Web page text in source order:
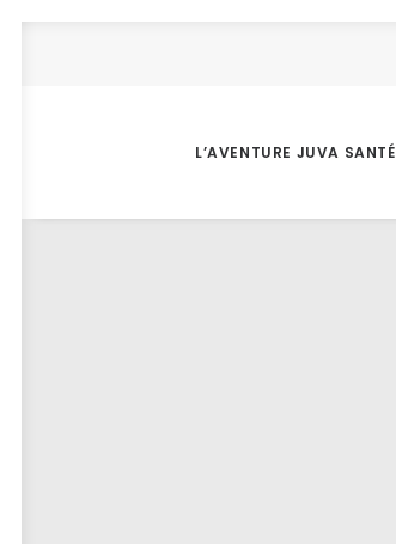
L’AVENTURE JUVA SANTÉ